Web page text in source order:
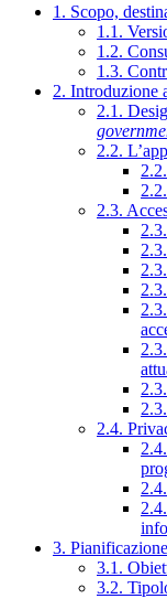
1. Scopo,
1.1.
1.2.
1.3.
2. Introduzione
2.1.
2.2.
2.3.
2.4.
3.
3.1.
3.2.